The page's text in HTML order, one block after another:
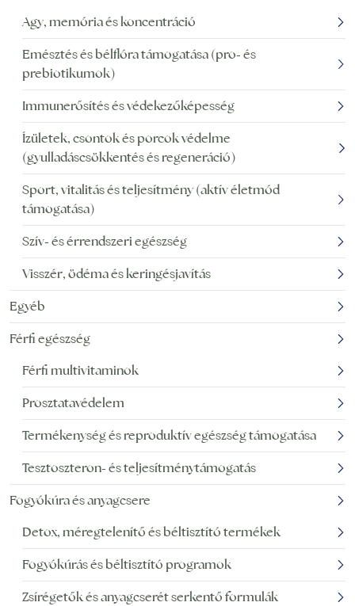
Agy, memória és koncentráció
Emésztés és bélflóra támogatása (pro- és
prebiotikumok)
Immunerősítés és védekezőképesség
Ízületek, csontok és porcok védelme
(gyulladáscsökkentés és regeneráció)
Sport, vitalitás és teljesítmény (aktív életmód
támogatása)
Szív- és érrendszeri egészség
Visszér, ödéma és keringésjavítás
Egyéb
Férfi egészség
Férfi multivitaminok
Prosztatavédelem
Termékenység és reproduktív egészség támogatása
Tesztoszteron- és teljesítménytámogatás
Fogyókúra és anyagcsere
Detox, méregtelenítő és béltisztító termékek
Fogyókúrás és béltisztító programok
Zsírégetők és anyagcserét serkentő formulák